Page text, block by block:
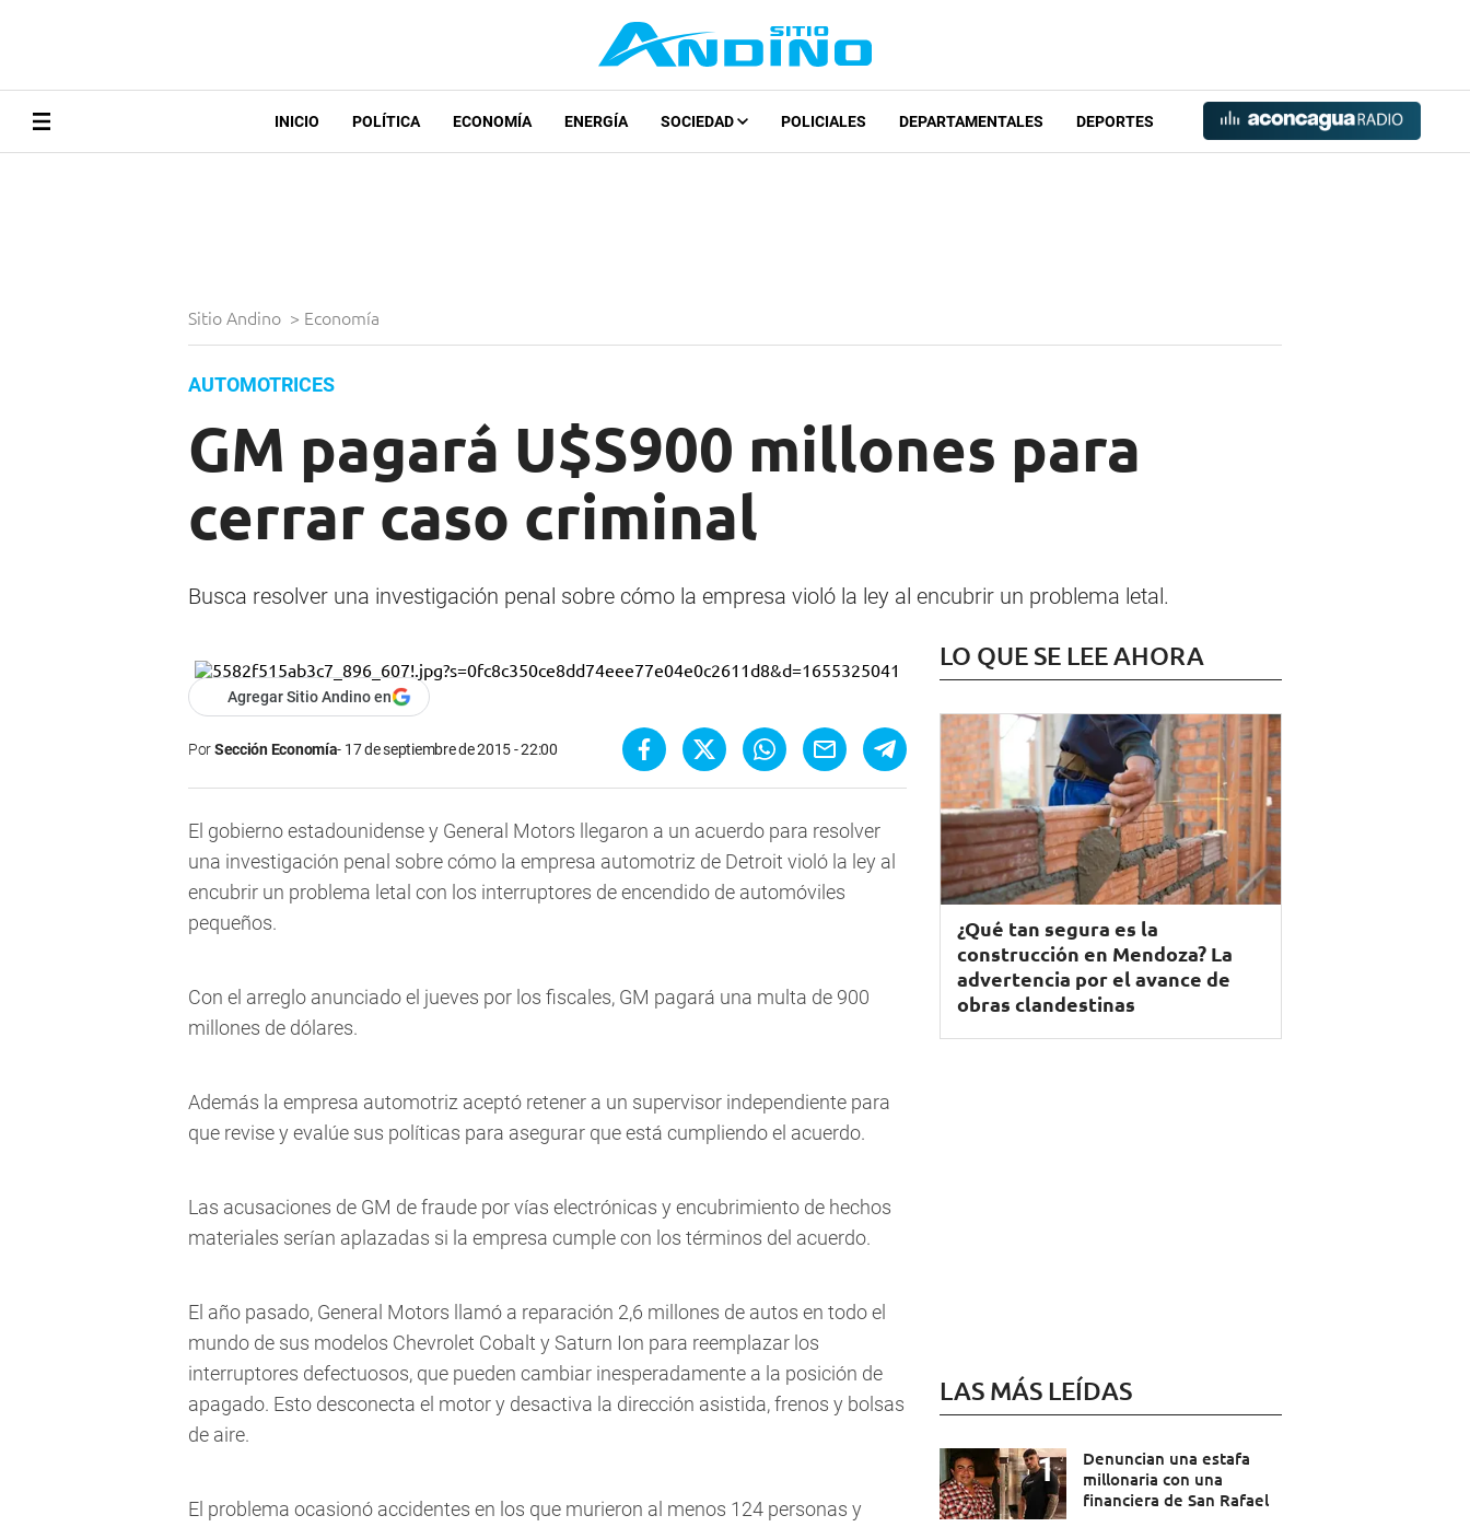
INICIO POLÍTICA ECONOMÍA ENERGÍA SOCIEDAD POLICIALES DEPARTAMENTALES DEPORTES
Sitio Andino > Economía
AUTOMOTRICES
GM pagará U$S900 millones para
cerrar caso criminal
Busca resolver una investigación penal sobre cómo la empresa violó la ley al encubrir un problema letal.
Agregar Sitio Andino en
PorSección Economía 17 de septiembre de 2015 - 22:00
El gobierno estadounidense y General Motors llegaron a un acuerdo para resolver
una investigación penal sobre cómo la empresa automotriz de Detroit violó la ley al
encubrir un problema letal con los interruptores de encendido de automóviles
pequeños.
Con el arreglo anunciado el jueves por los fiscales, GM pagará una multa de 900
millones de dólares.
Además la empresa automotriz aceptó retener a un supervisor independiente para
que revise y evalúe sus políticas para asegurar que está cumpliendo el acuerdo.
Las acusaciones de GM de fraude por vías electrónicas y encubrimiento de hechos
materiales serían aplazadas si la empresa cumple con los términos del acuerdo.
El año pasado, General Motors llamó a reparación 2,6 millones de autos en todo el
mundo de sus modelos Chevrolet Cobalt y Saturn Ion para reemplazar los
interruptores defectuosos, que pueden cambiar inesperadamente a la posición de
apagado. Esto desconecta el motor y desactiva la dirección asistida, frenos y bolsas
de aire.
El problema ocasionó accidentes en los que murieron al menos 124 personas y
LO QUE SE LEE AHORA
¿Qué tan segura es la
construcción en Mendoza? La
advertencia por el avance de
obras clandestinas
LAS MÁS LEÍDAS
Denuncian una estafa
millonaria con una
financiera de San Rafael